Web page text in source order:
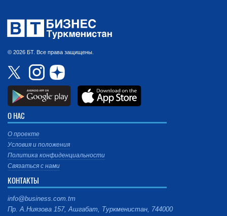
© 2026 БТ. Все права защищены.
О НАС
О проекте
Условия и положения
Политика конфиденциальности
Связаться с нами
КОНТАКТЫ
info@business.com.tm
Пр. А.Ниязова 157, Ашгабат, Туркменистан, 744000